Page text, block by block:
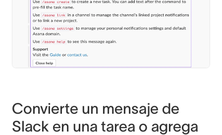
Convierte un mensaje de
Slack en una tarea o agrega